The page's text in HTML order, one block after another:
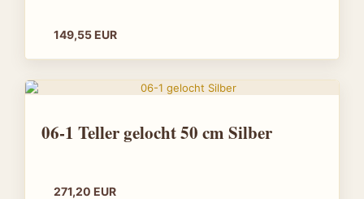
149,55 EUR
06-1 Teller gelocht 50 cm Silber
271,20 EUR